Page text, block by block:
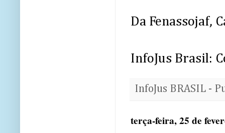
Da Fenassojaf,
InfoJus Brasil:
InfoJus BRASIL -
terça-feira, 25 de